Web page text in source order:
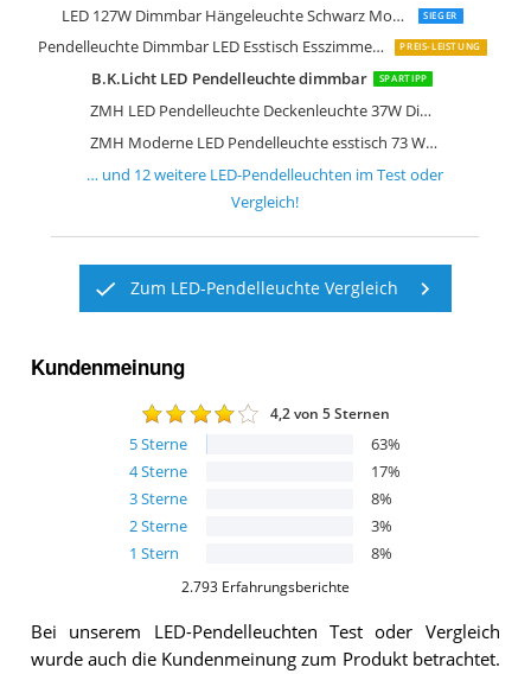
LED 127W Dimmbar Hängeleuchte Schwarz Modern Rund 4-Ring SIEGER
Pendelleuchte Dimmbar LED Esstisch Esszimmerlampe Moderne PREIS-LEISTUNG
B.K.Licht LED Pendelleuchte dimmbar SPARTIPP
ZMH LED Pendelleuchte Deckenleuchte 37W Dimmbar Büro Pendelleuchte
ZMH Moderne LED Pendelleuchte esstisch 73 W Led 3-Ring led dimmbar Fernbedienung
LED Pendelleuchte in deutscher
… und 12weitere LED-Pendelleuchten im Test oder
Vergleich!
Zum LED-Pendelleuchte Vergleich
Kundenmeinung
4,2von 5 Sternen
5Sterne 63%
4Sterne 17%
3Sterne 8%
2Sterne 3%
1 Stern 8%
2.793 Erfahrungsberichte
Bei unserem LED-Pendelleuchten Test oder Vergleich
wurde auch die Kundenmeinung zum Produkt betrachtet.